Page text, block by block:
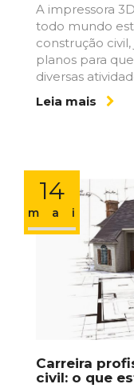
A impressora
todo mundo
construção
planos para
diversas
Leia mais
14
maio
Carreira
civil: o que